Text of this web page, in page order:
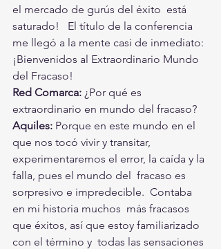
el mercado de gurús del éxito  está
saturado!   El título de la conferencia
me llegó a la mente casi de inmediato:
¡Bienvenidos al Extraordinario Mundo
del Fracaso!
Red Comarca: ¿Por qué es
extraordinario en mundo del fracaso?
Aquiles: Porque en este mundo en el
que nos tocó vivir y transitar,
experimentaremos el error, la caída y la
falla, pues el mundo del  fracaso es
sorpresivo e impredecible.  Contaba
en mi historia muchos  más fracasos
que éxitos, así que estoy familiarizado
con el término y  todas las sensaciones